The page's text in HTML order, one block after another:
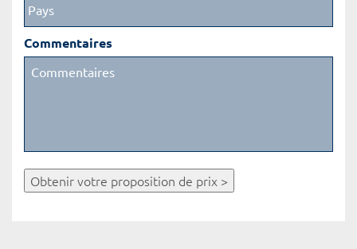
Commentaires
Obtenir votre proposition de prix >